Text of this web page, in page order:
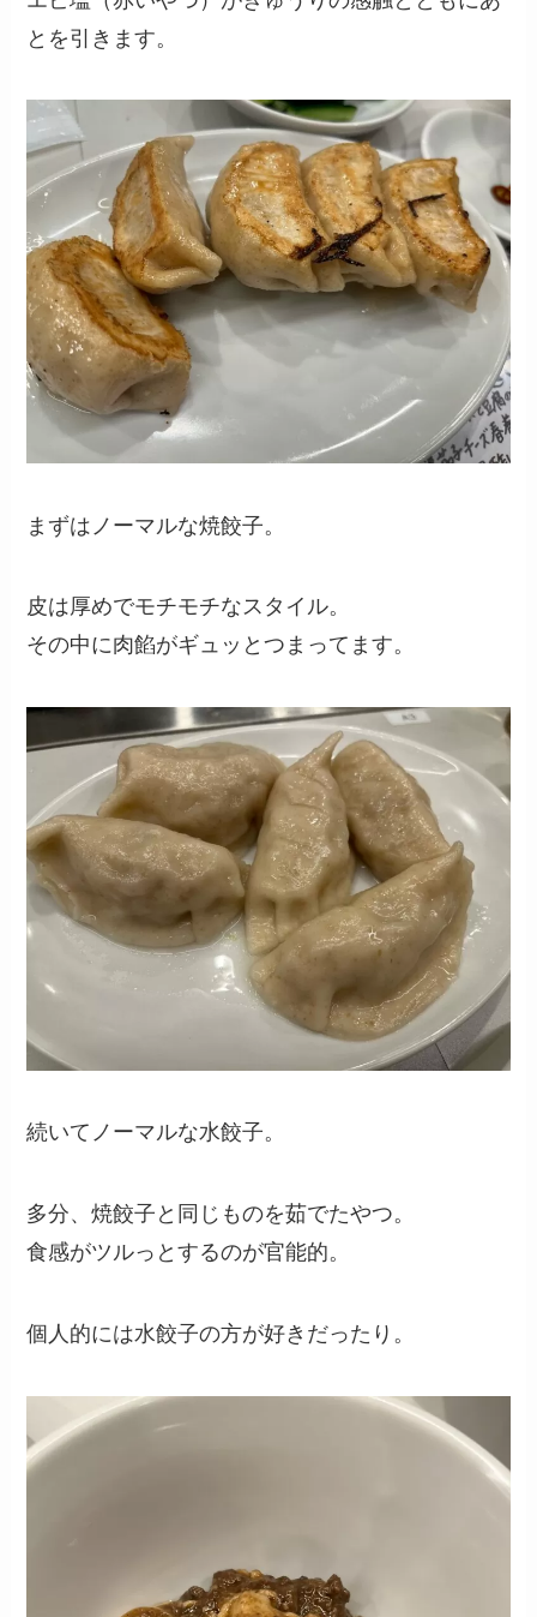
とを引きます。
まずはノーマルな焼餃子。
皮は厚めでモチモチなスタイル。
その中に肉餡がギュッとつまってます。
続いてノーマルな水餃子。
多分、焼餃子と同じものを茹でたやつ。
食感がツルっとするのが官能的。
個人的には水餃子の方が好きだったり。